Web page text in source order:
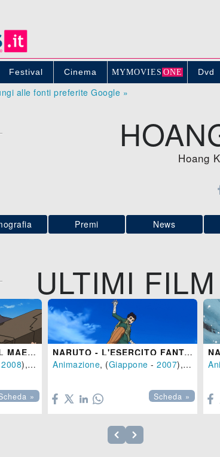
Festival Cinema MYMOVIE S ONE Dvd
alle fonti preferite Google »
Hoang
Premi News
ULTIMI FILM
NARUTO EVENTO 3 - IL MAESTRO E IL DISCEPOLO - EREDI DELLA VOLONTÀ DEL FUOCO
2008), 93 min.
»
NARUTO - L'ESERCITO FANTASMA
Animazione, (Giappone - 2007), 90 min.
Scheda »